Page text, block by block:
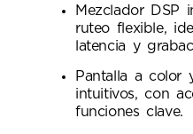
Mezclador DSP
ruteo flexible,
latencia y
Pantalla a color
intuitivos, con
funciones clave.